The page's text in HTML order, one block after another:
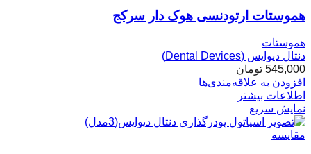
هموستات ارتودنسی هوک دار سرکج
هموستات
دنتال دیوایس (Dental Devices)
545,000 تومان
افزودن به علاقه‌مندی‌ها
اطلاعات بیشتر
نمایش سریع
مقایسه